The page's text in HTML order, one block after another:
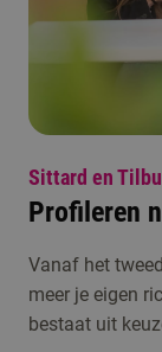
Sittard en
Profileren
Vanaf het
meer je eigen
bestaat uit